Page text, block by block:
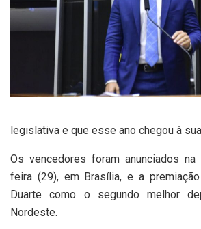
legislativa e que esse ano chegou à
Os vencedores foram anunciados
feira (29), em Brasília, e a
Duarte como o segundo melhor
Nordeste.